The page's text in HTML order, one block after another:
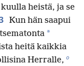
heistä, ja se
Kun hän saapui
*
heitä kaikkia
Herralle, o